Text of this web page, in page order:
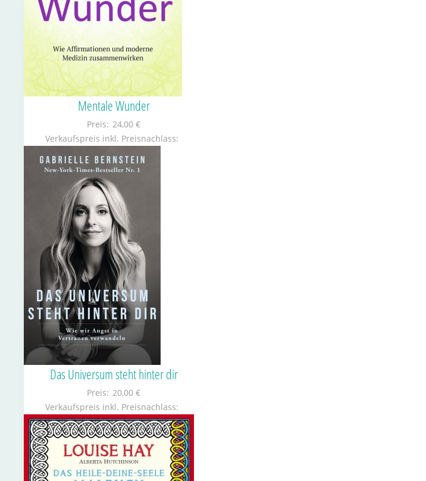
Mentale Wunder
Preis: 24,00 €
Verkaufspreis inkl. Preisnachlass:
Das Universum steht hinter dir
Preis: 20,00 €
Verkaufspreis inkl. Preisnachlass: